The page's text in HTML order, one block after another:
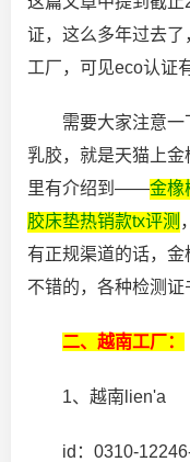
证，这么多年过去
工厂，可见eco认证
需要大家注意
乳胶，就是天猫上
里有介绍到——金橡
胶床垫热销款tx评测
有正规渠道的话，
不错的，各种检测证
二、越南工厂：
1、越南lien'a
id：0310-